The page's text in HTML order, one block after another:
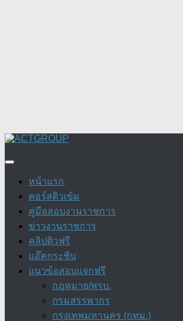
Skip
content
หน้าแรก
คอร์สติวเข้ม
คู่มือสอบงานราชการ
ข่าวงานราชการ
คลิปติวฟรี
แอ๊คกระซิบ
แนวข้อสอบแจกฟรี
กฎหมาย/พรบ.
กรมสรรพากร
กรุงเทพมหานคร (กทม.)